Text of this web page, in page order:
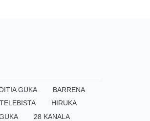
GUKA
BARRENA
HIRUKA
28 KANALA